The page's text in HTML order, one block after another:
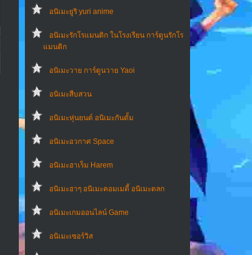
อนิเมะยูริ yuri anime
อนิเมะรักโรแมนติก ในโรงเรียน การ์ตูนรักโร
แมนติก
อนิเมะวาย การ์ตูนวาย Yaoi
อนิเมะสืบสวน
อนิเมะหุ่นยนต์ อนิเมะกันดั้ม
อนิเมะอวกาศ Space
อนิเมะฮาเร็ม Harem
อนิเมะฮาๆ อนิเมะคอมเมดี้ อนิเมะตลก
อนิเมะเกมออนไลน์ Game
อนิเมะเซอร์วิส